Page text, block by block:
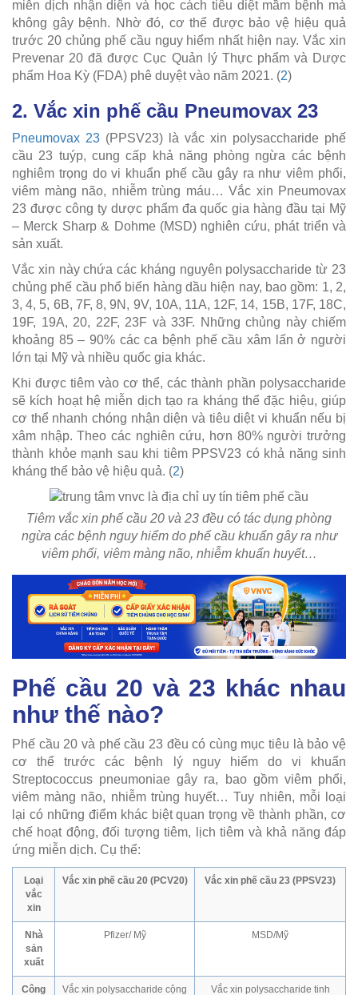
miễn dịch nhận diện và học cách tiêu diệt mầm bệnh mà
không gây bệnh. Nhờ đó, cơ thể được bảo vệ hiệu quả
trước 20 chủng phế cầu nguy hiểm nhất hiện nay. Vắc xin
Prevenar 20 đã được Cục Quản lý Thực phẩm và Dược
phẩm Hoa Kỳ (FDA) phê duyệt vào năm 2021. (2)
2. Vắc xin phế cầu Pneumovax 23
Pneumovax 23 (PPSV23) là vắc xin polysaccharide phế
cầu 23 tuýp, cung cấp khả năng phòng ngừa các bệnh
nghiêm trọng do vi khuẩn phế cầu gây ra như viêm phổi,
viêm màng não, nhiễm trùng máu… Vắc xin Pneumovax
23 được công ty dược phẩm đa quốc gia hàng đầu tại Mỹ
– Merck Sharp & Dohme (MSD) nghiên cứu, phát triển và
sản xuất.
Vắc xin này chứa các kháng nguyên polysaccharide từ 23
chủng phế cầu phổ biến hàng dầu hiện nay, bao gồm: 1, 2,
3, 4, 5, 6B, 7F, 8, 9N, 9V, 10A, 11A, 12F, 14, 15B, 17F, 18C,
19F, 19A, 20, 22F, 23F và 33F. Những chủng này chiếm
khoảng 85 – 90% các ca bệnh phế cầu xâm lấn ở người
lớn tại Mỹ và nhiều quốc gia khác.
Khi được tiêm vào cơ thể, các thành phần polysaccharide
sẽ kích hoạt hệ miễn dịch tạo ra kháng thể đặc hiệu, giúp
cơ thể nhanh chóng nhận diện và tiêu diệt vi khuẩn nếu bị
xâm nhập. Theo các nghiên cứu, hơn 80% người trưởng
thành khỏe mạnh sau khi tiêm PPSV23 có khả năng sinh
kháng thể bảo vệ hiệu quả. (2)
Tiêm vắc xin phế cầu 20 và 23 đều có tác dụng phòng
ngừa các bệnh nguy hiểm do phế cầu khuẩn gây ra như
viêm phổi, viêm màng não, nhiễm khuẩn huyết…
Phế cầu 20 và 23 khác nhau
như thế nào?
Phế cầu 20 và phế cầu 23 đều có cùng mục tiêu là bảo vệ
cơ thể trước các bệnh lý nguy hiểm do vi khuẩn
Streptococcus pneumoniae gây ra, bao gồm viêm phổi,
viêm màng não, nhiễm trùng huyết… Tuy nhiên, mỗi loại
lại có những điểm khác biệt quan trọng về thành phần, cơ
chế hoạt động, đối tượng tiêm, lịch tiêm và khả năng đáp
ứng miễn dịch. Cụ thể:
Loại
vắc
xin
Vắc xin phế cầu 20 (PCV20) Vắc xin phế cầu 23 (PPSV23)
Nhà
sản
xuất
Pfizer/ Mỹ MSD/Mỹ
Công Vắc xin polysaccharide cộng Vắc xin polysaccharide tinh